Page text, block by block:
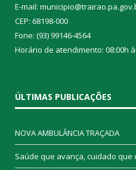
E-mail:
CEP: 68198-000
Fone: (93) 99146-4564
Horário de atendimento: 08:00h
ÚLTIMAS PUBLICAÇÕES
NOVA AMBULÂNCIA TRAÇADA
Saúde que avança, cuidado